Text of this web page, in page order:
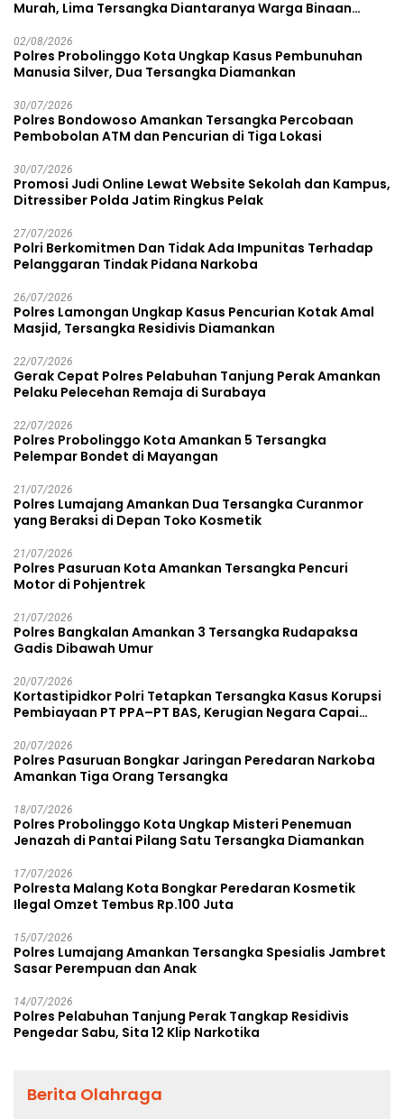
Murah, Lima Tersangka Diantaranya Warga Binaan
02/08/2026
Polres Probolinggo Kota Ungkap Kasus Pembunuhan
Manusia Silver, Dua Tersangka Diamankan
30/07/2026
Polres Bondowoso Amankan Tersangka Percobaan
Pembobolan ATM dan Pencurian di Tiga Lokasi
30/07/2026
Promosi Judi Online Lewat Website Sekolah dan Kampus,
Ditressiber Polda Jatim Ringkus Pelak
27/07/2026
Polri Berkomitmen Dan Tidak Ada Impunitas Terhadap
Pelanggaran Tindak Pidana Narkoba
26/07/2026
Polres Lamongan Ungkap Kasus Pencurian Kotak Amal
Masjid, Tersangka Residivis Diamankan
22/07/2026
Gerak Cepat Polres Pelabuhan Tanjung Perak Amankan
Pelaku Pelecehan Remaja di Surabaya
22/07/2026
Polres Probolinggo Kota Amankan 5 Tersangka
Pelempar Bondet di Mayangan
21/07/2026
Polres Lumajang Amankan Dua Tersangka Curanmor
yang Beraksi di Depan Toko Kosmetik
21/07/2026
Polres Pasuruan Kota Amankan Tersangka Pencuri
Motor di Pohjentrek
21/07/2026
Polres Bangkalan Amankan 3 Tersangka Rudapaksa
Gadis Dibawah Umur
20/07/2026
Kortastipidkor Polri Tetapkan Tersangka Kasus Korupsi
Pembiayaan PT PPA–PT BAS, Kerugian Negara Capai
20/07/2026
Polres Pasuruan Bongkar Jaringan Peredaran Narkoba
Amankan Tiga Orang Tersangka
18/07/2026
Polres Probolinggo Kota Ungkap Misteri Penemuan
Jenazah di Pantai Pilang Satu Tersangka Diamankan
17/07/2026
Polresta Malang Kota Bongkar Peredaran Kosmetik
Ilegal Omzet Tembus Rp.100 Juta
15/07/2026
Polres Lumajang Amankan Tersangka Spesialis Jambret
Sasar Perempuan dan Anak
14/07/2026
Polres Pelabuhan Tanjung Perak Tangkap Residivis
Pengedar Sabu, Sita 12 Klip Narkotika
Berita Olahraga